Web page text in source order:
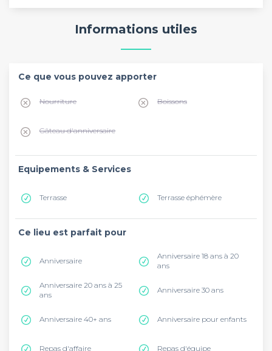
Informations utiles
Ce que vous pouvez apporter
Nourriture Boissons
Gâteau d'anniversaire
Equipements & Services
Terrasse Terrasse éphémère
Ce lieu est parfait pour
Anniversaire
Anniversaire 18 ans à 20
ans
Anniversaire 20 ans à 25
ans
Anniversaire 30 ans
Anniversaire 40+ ans Anniversaire pour enfants
Repas d'affaire Repas d'équipe